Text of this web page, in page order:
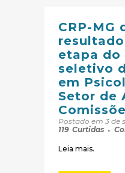
CRP-MG
etapa do
seletivo
em
Setor de
Postado em 3 de
119 Curtidas
Leia mais.